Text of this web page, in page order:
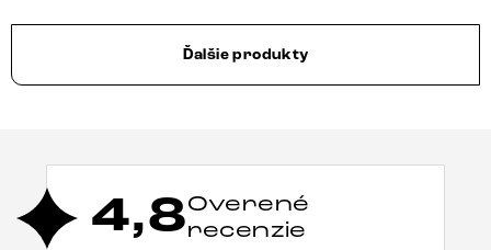
Ďalšie produkty
4,8Overené
recenzie